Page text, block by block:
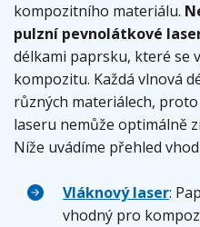
kompozitního materiálu.
pulzní pevnolátkové
délkami paprsku, které se
kompozitu. Každá vlnová
různých materiálech,
laseru nemůže optimálně
Níže uvádíme přehled
Vláknový laser:
vhodný pro